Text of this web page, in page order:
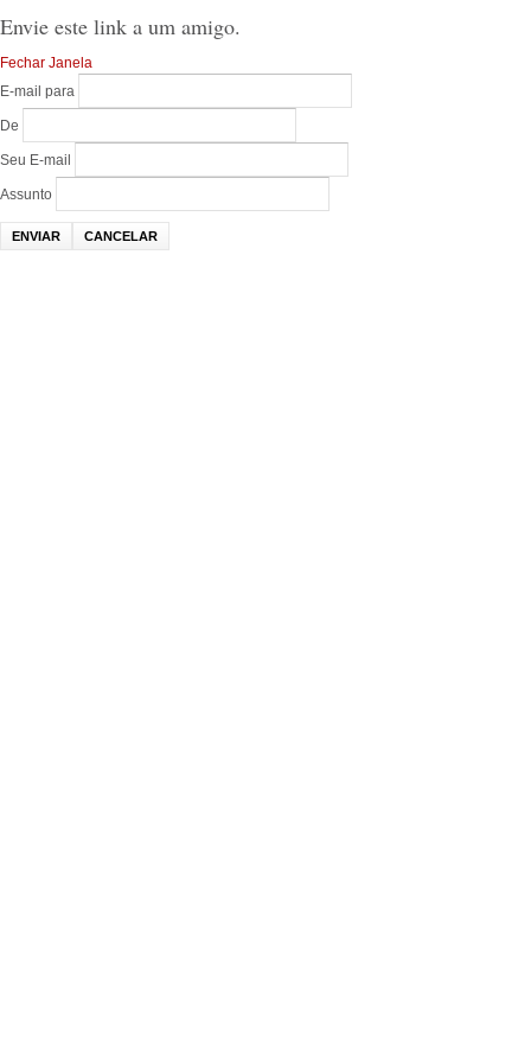
Envie este link a um amigo.
Fechar Janela
E-mail para
De
Seu E-mail
Assunto
ENVIAR CANCELAR